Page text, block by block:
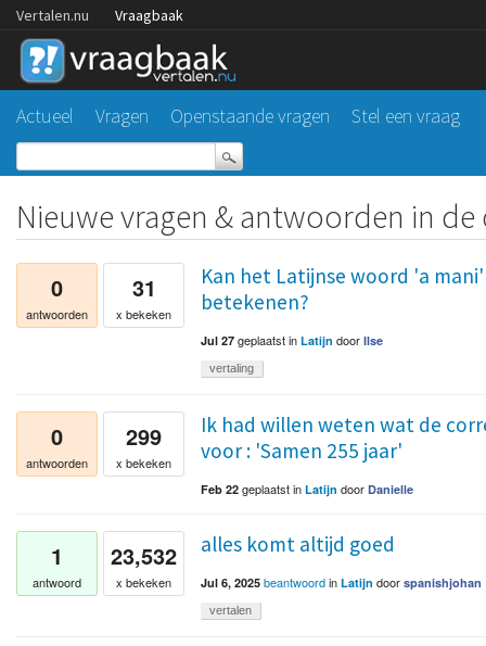
Vertalen.nu Vraagbaak
Actueel Vragen Openstaande vragen Stel een vraag
Nieuwe vragen & antwoorden in
0
antwoorden
31
x bekeken
Kan het Latijnse woord 'a
betekenen?
Jul 27 geplaatstin Latijn door Ilse
vertaling
0
antwoorden
299
x bekeken
Ik had willen weten wat de
voor : 'Samen 255 jaar'
Feb 22 geplaatstin Latijn door Danielle
1
antwoord
23,532
x bekeken
alles komt altijd goed
Jul 6, 2025 beantwoordin Latijn door spanishjohan
vertalen